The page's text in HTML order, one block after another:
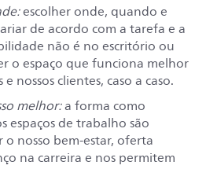
escolher onde, quando e
de acordo com a tarefa e a
não é no escritório ou
o espaço que funciona melhor
nossos clientes, caso a caso.
melhor:a forma como
espaços de trabalho são
nosso bem-estar, oferta
na carreira e nos permitem